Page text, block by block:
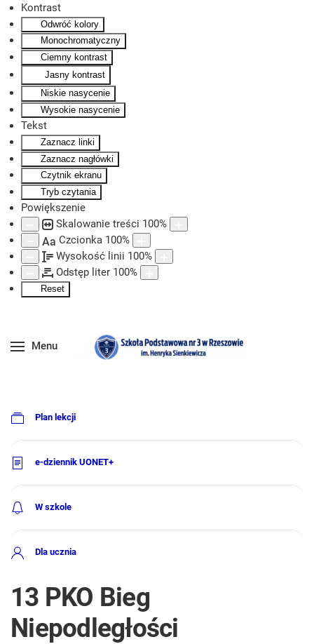
Kontrast
Odwróć kolory
Monochromatyczny
Ciemny kontrast
Jasny kontrast
Niskie nasycenie
Wysokie nasycenie
Tekst
Zaznacz linki
Zaznacz nagłówki
Czytnik ekranu
Tryb czytania
Powiększenie
Skalowanie treści 100%
Aa Czcionka 100%
Wysokość linii 100%
Odstęp liter 100%
Reset
Skip to main content
Menu
Plan lekcji
e-dziennik UONET+
W szkole
Dla ucznia
13 PKO Bieg
Niepodległości